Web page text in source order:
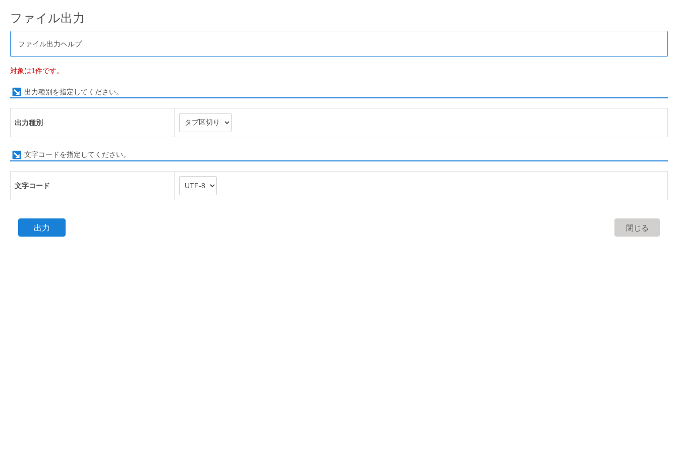
ファイル出力
ファイル出力ヘルプ
対象は1件です。
出力種別を指定してください。
出力種別
文字コードを指定してください。
文字コード